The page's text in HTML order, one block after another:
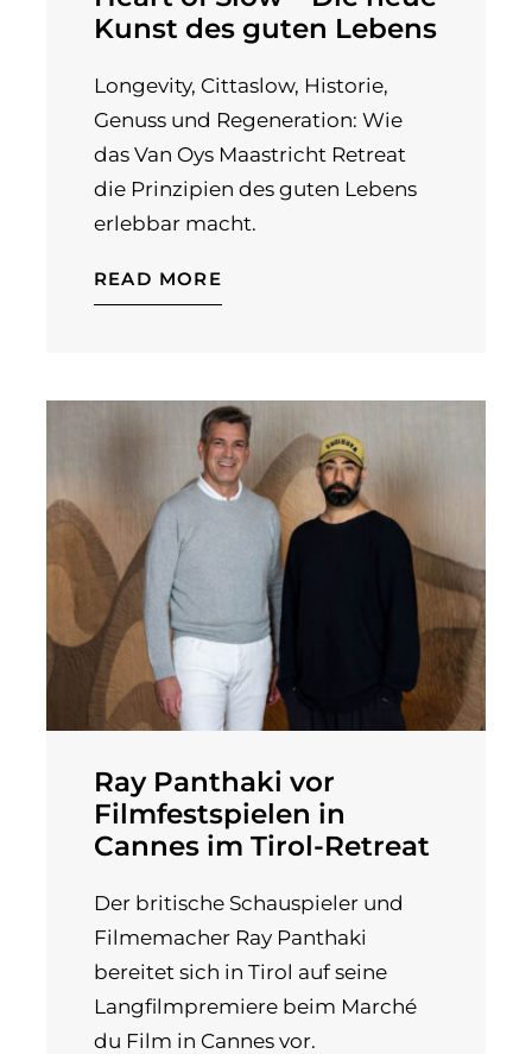
Kunst des guten Lebens
Longevity, Cittaslow, Historie,
Genuss und Regeneration: Wie
das Van Oys Maastricht Retreat
die Prinzipien des guten Lebens
erlebbar macht.
READ MORE
Ray Panthaki vor
Filmfestspielen in
Cannes im Tirol-Retreat
Der britische Schauspieler und
Filmemacher Ray Panthaki
bereitet sich in Tirol auf seine
Langfilmpremiere beim Marché
du Film in Cannes vor.